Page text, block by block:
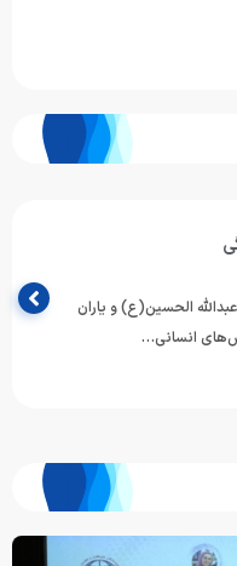
الحسین(ع) و یاران
انسانی…